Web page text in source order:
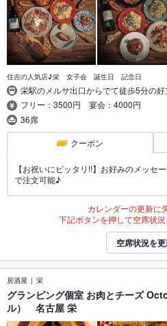
住吉の人気店♪栄 女子会 誕生日 記念日
栄駅のメルサ出口からでて徒歩5分の
フリー：3500円 宴会：4000円
36席
クーポン
【お祝いにピッタリ!!】お好みのメッセ
で注文可能♪
カレンダーの更新に
下記ボタンを押して空席状況
空席状況を
居酒屋 栄
グランピング個室 お肉とチーズ
ル） 名古屋 栄